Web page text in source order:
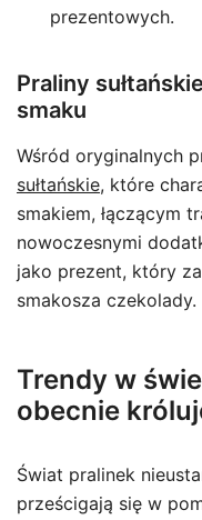
prezentowych.
Praliny
smaku
Wśród oryginalnych
sułtańskie, które
smakiem, łączącym
nowoczesnymi
jako prezent, który
smakosza czekolady.
Trendy w
obecnie
Świat pralinek
prześcigają się w